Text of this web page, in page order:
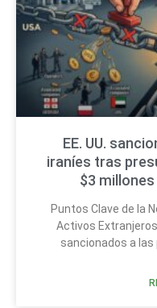
EE. UU.
iraníes tras
$3 millones
Puntos Clave de la
Activos
sancionados a